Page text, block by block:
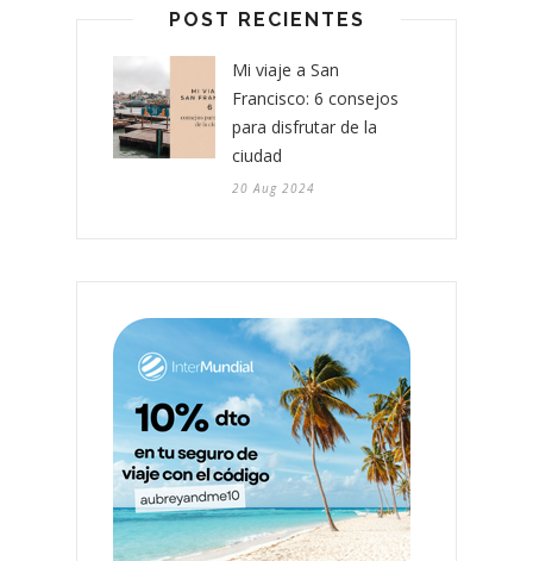
POST RECIENTES
Mi viaje a San
Francisco: 6 consejos
para disfrutar de la
ciudad
20 Aug 2024